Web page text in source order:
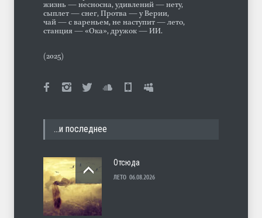
жизнь — несносна, удивлений — нету,
сыплет — снег, Протва — у Верии,
чай — с вареньем, не наступит — лето,
станция — «Ока», дружок — ИИ.
(2025)
…и последнее
Отсюда
ЛЕТО 06.08.2026